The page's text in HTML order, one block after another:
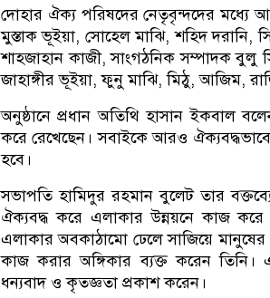
দোহার ঐক্য পরিষদের নেতৃবৃন্দদের মধ্যে
মুস্তাক ভূইয়া, সোহেল মাঝি, শহিদ
শাহজাহান কাজী, সাংগঠনিক সম্পাদক বুলু
জাহাঙ্গীর ভূইয়া, ফুনু মাঝি, মিঠু, আজিম,
অনুষ্ঠানে প্রধান অতিথি হাসান ইকবাল
করে রেখেছেন। সবাইকে আরও
হবে।
সভাপতি হামিদুর রহমান বুলেট তার
ঐক্যবদ্ধ করে এলাকার উন্নয়নে কাজ করে
এলাকার অবকাঠামো ঢেলে সাজিয়ে
কাজ করার অঙ্গিকার ব্যক্ত করেন
ধন্যবাদ ও কৃতজ্ঞতা প্রকাশ করেন।